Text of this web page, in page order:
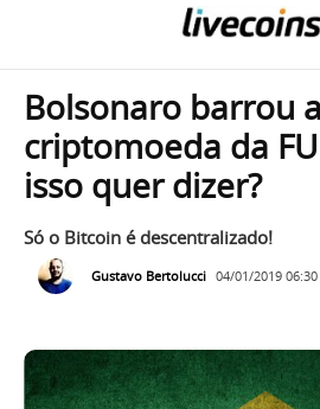
Bolsonaro barrou a
criptomoeda da
isso quer dizer?
Só o Bitcoin é descentralizado!
Gustavo Bertolucci 04/01/2019 06:30